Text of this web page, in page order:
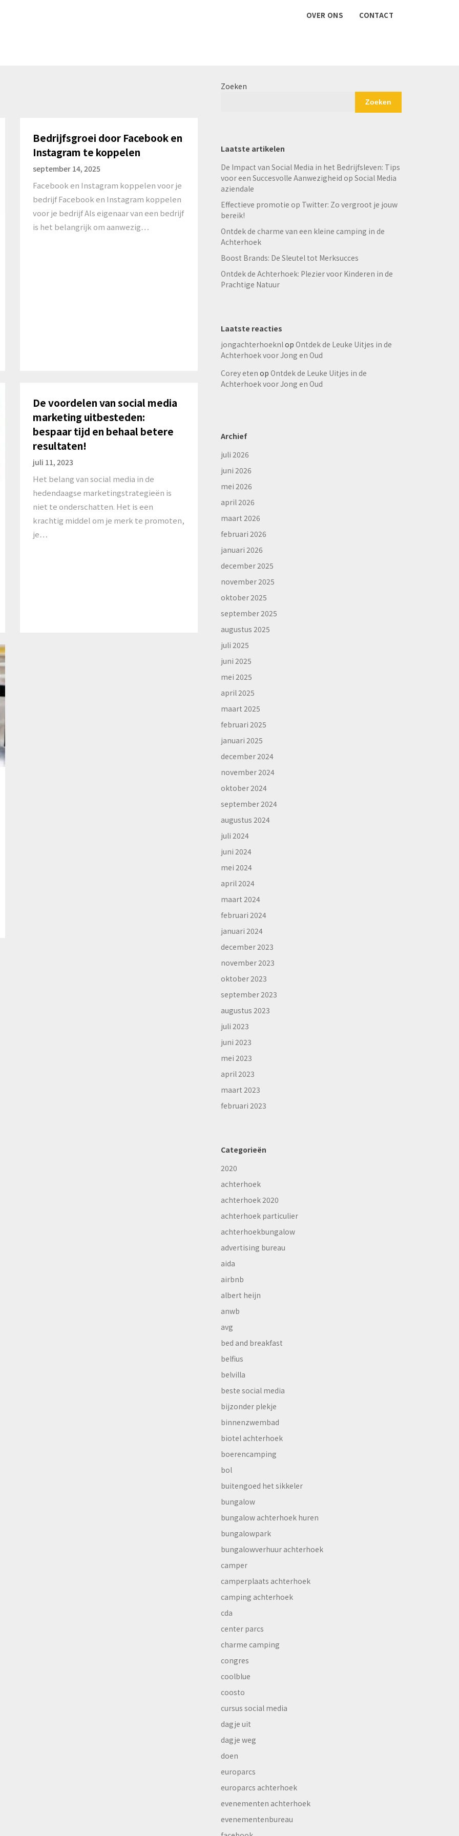
OVER ONS CONTACT
Bedrijfsgroei door Facebook en
Instagram te koppelen
september 14, 2025
Facebook en Instagram koppelen voor je
bedrijf Facebook en Instagram koppelen
voor je bedrijf Als eigenaar van een bedrijf
is het belangrijk om aanwezig…
De voordelen van social media
marketing uitbesteden:
bespaar tijd en behaal betere
resultaten!
juli 11, 2023
Het belang van social media in de
hedendaagse marketingstrategieën is
niet te onderschatten. Het is een
krachtig middel om je merk te promoten,
je…
Zoeken
Zoeken
Laatste artikelen
De Impact van Social Media in het Bedrijfsleven: Tips
voor een Succesvolle Aanwezigheid op Social Media
aziendale
Effectieve promotie op Twitter: Zo vergroot je jouw
bereik!
Ontdek de charme van een kleine camping in de
Achterhoek
Boost Brands: De Sleutel tot Merksucces
Ontdek de Achterhoek: Plezier voor Kinderen in de
Prachtige Natuur
Laatste reacties
jongachterhoeknlop Ontdek de Leuke Uitjes in de
Achterhoek voor Jong en Oud
Corey eten op Ontdek de Leuke Uitjes in de
Achterhoek voor Jong en Oud
Archief
juli 2026
juni 2026
mei 2026
april 2026
maart 2026
februari 2026
januari 2026
december 2025
november 2025
oktober 2025
september 2025
augustus 2025
juli 2025
juni 2025
mei 2025
april 2025
maart 2025
februari 2025
januari 2025
december 2024
november 2024
oktober 2024
september 2024
augustus 2024
juli 2024
juni 2024
mei 2024
april 2024
maart 2024
februari 2024
januari 2024
december 2023
november 2023
oktober 2023
september 2023
augustus 2023
juli 2023
juni 2023
mei 2023
april 2023
maart 2023
februari 2023
Categorieën
2020
achterhoek
achterhoek 2020
achterhoek particulier
achterhoekbungalow
advertising bureau
aida
airbnb
albert heijn
anwb
avg
bed and breakfast
belfius
belvilla
beste social media
bijzonder plekje
binnenzwembad
biotel achterhoek
boerencamping
bol
buitengoed het sikkeler
bungalow
bungalow achterhoek huren
bungalowpark
bungalowverhuur achterhoek
camper
camperplaats achterhoek
camping achterhoek
cda
center parcs
charme camping
congres
coolblue
coosto
cursus social media
dagje uit
dagje weg
doen
europarcs
europarcs achterhoek
evenementen achterhoek
evenementenbureau